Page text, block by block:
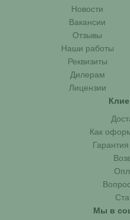
Новости
Вакансии
Отзывы
Наши работы
Реквизиты
Дилерам
Лицензии
Как
Мы в